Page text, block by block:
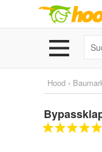
Hood ›